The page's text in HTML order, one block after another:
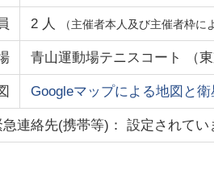
2 人 （主催者本人及び主催者枠に
青山運動場テニスコート （
Googleマップによる地図と
連絡先(携帯等)： 設定されてい